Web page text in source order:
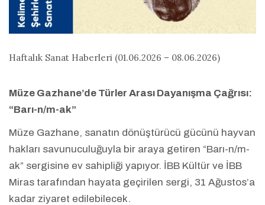
Haftalık Sanat Haberleri (01.06.2026 – 08.06.2026)
Müze Gazhane’de Türler Arası Dayanışma Çağrısı:
“Barı-n/m-ak”
Müze Gazhane, sanatın dönüştürücü gücünü hayvan
hakları savunuculuğuyla bir araya getiren “Barı-n/m-
ak” sergisine ev sahipliği yapıyor. İBB Kültür ve İBB
Miras tarafından hayata geçirilen sergi, 31 Ağustos’a
kadar ziyaret edilebilecek.